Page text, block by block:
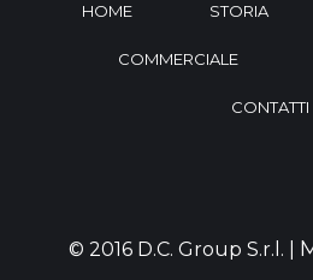
HOME STORIA
COMMERCIALE
CONTATTI
© 2016 D.C. Group S.r.l. |